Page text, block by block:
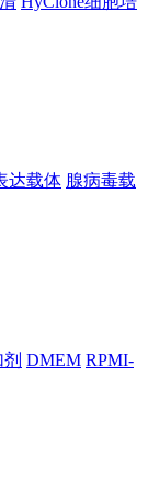
达载体 腺病毒载
DMEM RPMI-